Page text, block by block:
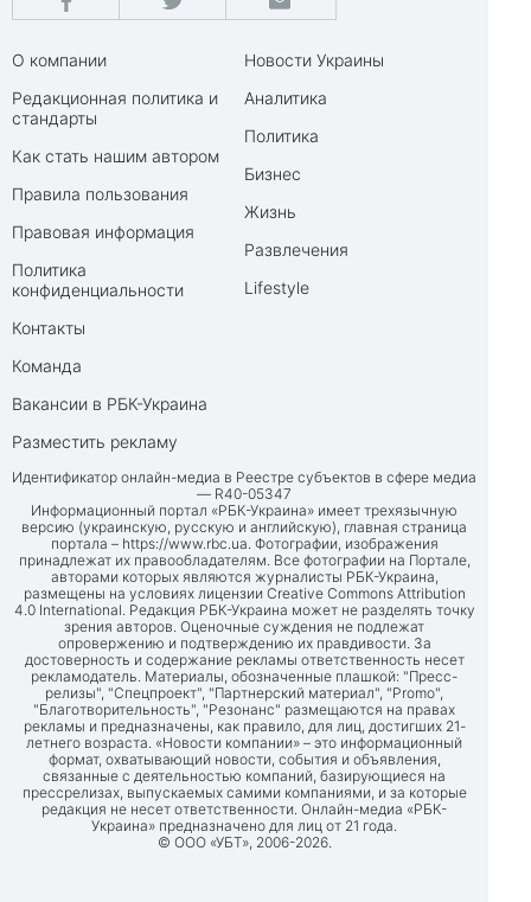
О компании
Редакционная политика и
стандарты
Как стать нашим автором
Правила пользования
Правовая информация
Политика
конфиденциальности
Контакты
Команда
Вакансии в РБК-Украина
Разместить рекламу
Новости Украины
Аналитика
Политика
Бизнес
Жизнь
Развлечения
Lifestyle
Идентификатор онлайн-медиа в Реестре субъектов в сфере медиа
— R40-05347
Информационный портал «РБК-Украина» имеет трехязычную
версию (украинскую, русскую и английскую), главная страница
портала – https://www.rbc.ua. Фотографии, изображения
принадлежат их правообладателям. Все фотографии на Портале,
авторами которых являются журналисты РБК-Украина,
размещены на условиях лицензии Creative Commons Attribution
4.0 International. Редакция РБК-Украина может не разделять точку
зрения авторов. Оценочные суждения не подлежат
опровержению и подтверждению их правдивости. За
достоверность и содержание рекламы ответственность несет
рекламодатель. Материалы, обозначенные плашкой: "Пресс-
релизы", "Спецпроект", "Партнерский материал", "Promo",
"Благотворительность", "Резонанс" размещаются на правах
рекламы и предназначены, как правило, для лиц, достигших 21-
летнего возраста. «Новости компании» – это информационный
формат, охватывающий новости, события и объявления,
связанные с деятельностью компаний, базирующиеся на
прессрелизах, выпускаемых самими компаниями, и за которые
редакция не несет ответственности. Онлайн-медиа «РБК-
Украина» предназначено для лиц от 21 года.
© ООО «УБТ», 2006-2026.